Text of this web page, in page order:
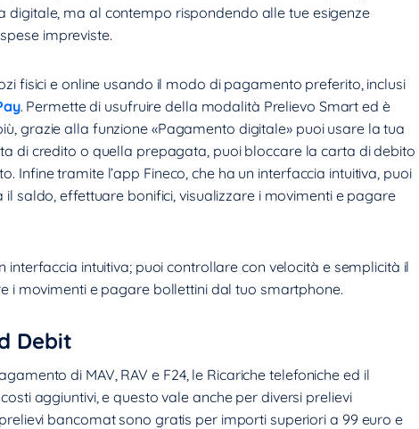
digitale, ma al contempo rispondendo alle tue esigenze
impreviste.
fisici e online usando il modo di pagamento preferito, inclusi
. Permette di usufruire della modalità Prelievo Smart ed è
grazie alla funzione «Pagamento digitale» puoi usare la tua
di credito o quella prepagata, puoi bloccare la carta di debito
Infine tramite l’app Fineco, che ha un interfaccia intuitiva, puoi
saldo, effettuare bonifici, visualizzare i movimenti e pagare
interfaccia intuitiva; puoi controllare con velocità e semplicità il
i movimenti e pagare bollettini dal tuo smartphone.
Debit
di MAV, RAV e F24, le Ricariche telefoniche ed il
aggiuntivi, e questo vale anche per diversi prelievi
bancomat sono gratis per importi superiori a 99 euro e